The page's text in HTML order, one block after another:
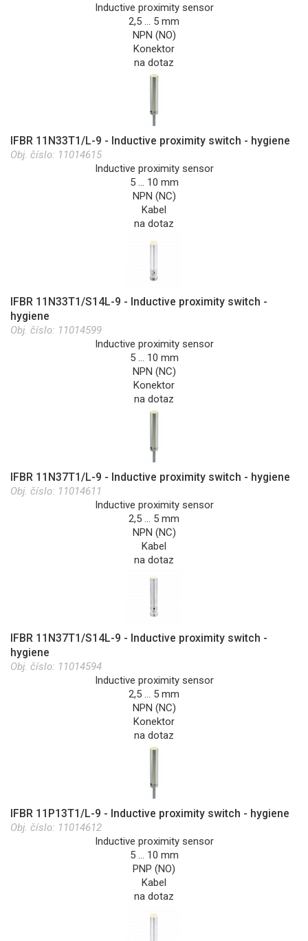
Inductive proximity sensor
2,5 … 5 mm
NPN (NO)
Konektor
na dotaz
IFBR 11N33T1/L-9 - Inductive proximity switch - hygiene
Obj. číslo: 11014615
Inductive proximity sensor
5 … 10 mm
NPN (NC)
Kabel
na dotaz
IFBR 11N33T1/S14L-9 - Inductive proximity switch -
hygiene
Obj. číslo: 11014599
Inductive proximity sensor
5 … 10 mm
NPN (NC)
Konektor
na dotaz
IFBR 11N37T1/L-9 - Inductive proximity switch - hygiene
Obj. číslo: 11014611
Inductive proximity sensor
2,5 … 5 mm
NPN (NC)
Kabel
na dotaz
IFBR 11N37T1/S14L-9 - Inductive proximity switch -
hygiene
Obj. číslo: 11014594
Inductive proximity sensor
2,5 … 5 mm
NPN (NC)
Konektor
na dotaz
IFBR 11P13T1/L-9 - Inductive proximity switch - hygiene
Obj. číslo: 11014612
Inductive proximity sensor
5 … 10 mm
PNP (NO)
Kabel
na dotaz